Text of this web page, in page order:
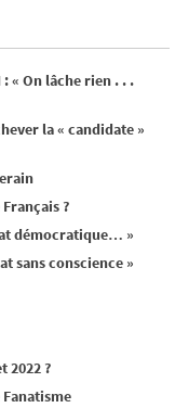
« On lâche rien . . .
la « candidate »
?
démocratique… »
sans conscience »
2022 ?